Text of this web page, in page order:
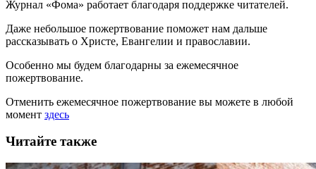
Журнал «Фома» работает благодаря поддержке читателей.
Даже небольшое пожертвование поможет нам дальше
рассказывать о Христе, Евангелии и православии.
Особенно мы будем благодарны за ежемесячное
пожертвование.
Отменить ежемесячное пожертвование вы можете в любой
момент здесь
Читайте также